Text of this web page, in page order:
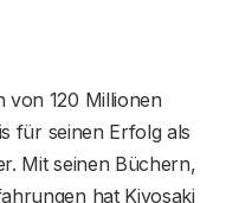
von 120 Millionen
für seinen Erfolg als
Mit seinen Büchern,
hat Kiyosaki